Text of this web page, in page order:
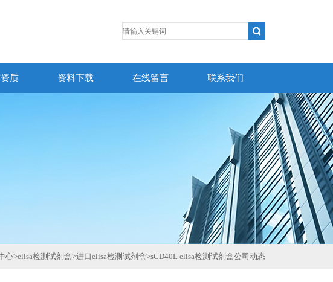
质 资料下载 在线留言 联系我们
心>elisa检测试剂盒>进口elisa检测试剂盒>sCD40L elisa检测试剂盒公司动态